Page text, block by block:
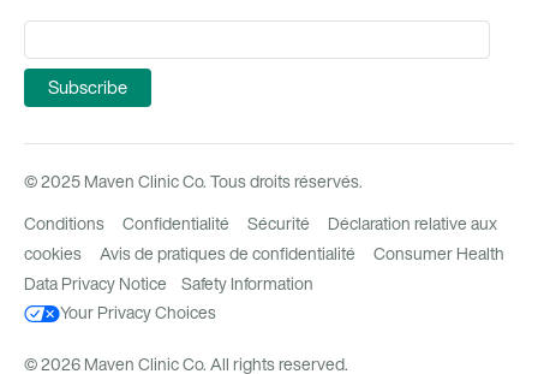
© 2025 Maven Clinic Co. Tous droits réservés.
Conditions Confidentialité Sécurité
Déclaration relative aux
cookies
Avis de pratiques de confidentialité
Consumer Health
Data Privacy Notice
Safety Information
Your Privacy Choices
© 2026 Maven Clinic Co. All rights reserved.